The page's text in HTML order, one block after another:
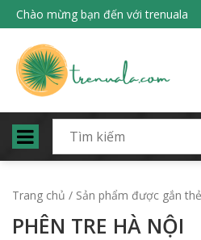
Chào mừng bạn đến với trenuala
Trang chủ / Sản phẩm được gắn
PHÊN TRE HÀ NỘI